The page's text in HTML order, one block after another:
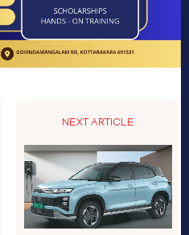
NEXT ARTICLE